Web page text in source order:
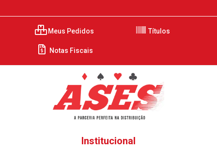
Meus Pedidos Títulos
Notas Fiscais
Institucional